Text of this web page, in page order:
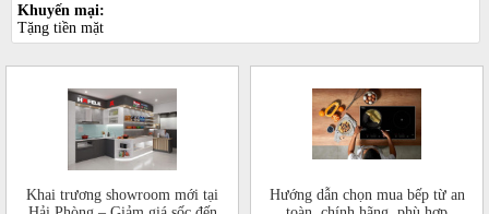
Khuyến mại:
Tặng tiền mặt
Khai trương showroom mới tại
Hướng dẫn chọn mua bếp từ an